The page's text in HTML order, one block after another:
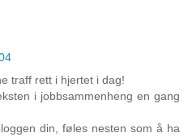
traff rett i hjertet i dag!
i jobbsammenheng en gang
din, føles nesten som å ha